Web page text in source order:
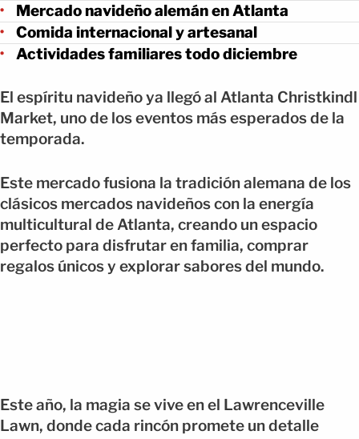
Mercado navideño alemán en Atlanta
Comida internacional y artesanal
Actividades familiares todo diciembre
El espíritu navideño ya llegó al Atlanta Christkindl
Market, uno de los eventos más esperados de la
temporada.
Este mercado fusiona la tradición alemana de los
clásicos mercados navideños con la energía
multicultural de Atlanta, creando un espacio
perfecto para disfrutar en familia, comprar
regalos únicos y explorar sabores del mundo.
Este año, la magia se vive en el Lawrenceville
Lawn, donde cada rincón promete un detalle